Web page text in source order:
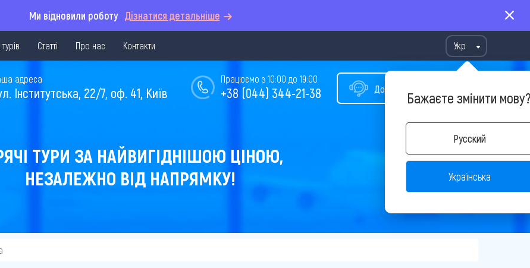
Ми відновили роботу Дізнатися детальніше
Статті Про нас Контакти Укр
Бажаєте змінити
Русский
Українська
Допомога у виборі туру
Працюємо з 10:00 до 19:00
+38 (044) 344-21-38
адреса
Інститутська, 22/7, оф. 41, Київ
ТУРИ ЗА НАЙВИГІДНІШОЮ ЦІНОЮ,
НЕЗАЛЕЖНО ВІД НАПРЯМКУ!